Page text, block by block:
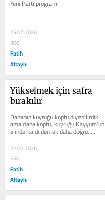
Yeni Parti programı
25.07.2026
300
Fatih
Altaylı
Yükselmek için safra
bırakılır
Dananın kuyruğu koptu diyebilirdik
ama dana koptu, kuyruğu Kayyum’un
elinde kaldı demek daha doğru.
CHP’nin seçilmiş ve yıllar sonra ilk...
22.07.2026
550
Fatih
Altaylı